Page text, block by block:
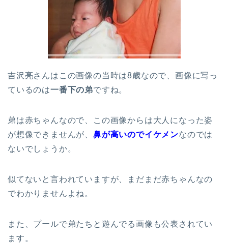
吉沢亮さんはこの画像の当時は8歳なので、画像に写っ
ているのは一番下の弟ですね。
弟は赤ちゃんなので、この画像からは大人になった姿
が想像できませんが、 鼻が高いのでイケメンなのでは
ないでしょうか。
似てないと言われていますが、まだまだ赤ちゃんなの
でわかりませんよね。
また、プールで弟たちと遊んでる画像も公表されてい
ます。